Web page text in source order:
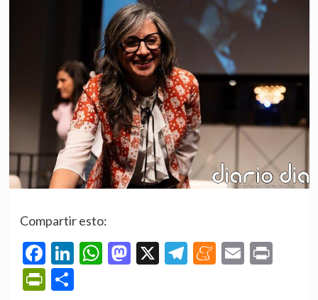
Compartir esto:
Facebook
LinkedIn
WhatsApp
Mastodon
X Telegram
Meneame
Email
PrintFriendly
Compartir